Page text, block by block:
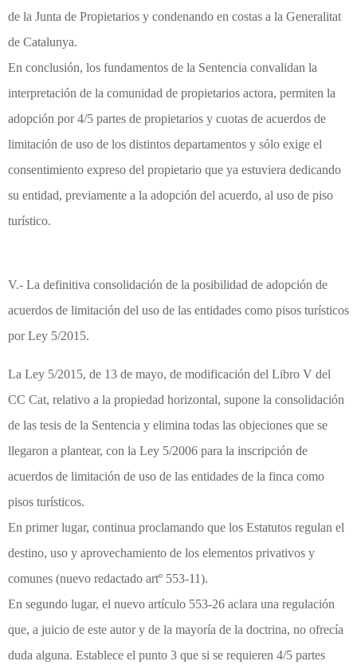
de la Junta de Propietarios y condenando en costas a la Generalitat
de Catalunya.
En conclusión, los fundamentos de la Sentencia convalidan la
interpretación de la comunidad de propietarios actora, permiten la
adopción por 4/5 partes de propietarios y cuotas de acuerdos de
limitación de uso de los distintos departamentos y sólo exige el
consentimiento expreso del propietario que ya estuviera dedicando
su entidad, previamente a la adopción del acuerdo, al uso de piso
turístico.
V.- La definitiva consolidación de la posibilidad de adopción de
acuerdos de limitación del uso de las entidades como pisos turísticos
por Ley 5/2015.
La Ley 5/2015, de 13 de mayo, de modificación del Libro V del
CC Cat, relativo a la propiedad horizontal, supone la consolidación
de las tesis de la Sentencia y elimina todas las objeciones que se
llegaron a plantear, con la Ley 5/2006 para la inscripción de
acuerdos de limitación de uso de las entidades de la finca como
pisos turísticos.
En primer lugar, continua proclamando que los Estatutos regulan el
destino, uso y aprovechamiento de los elementos privativos y
comunes (nuevo redactado artº 553-11).
En segundo lugar, el nuevo artículo 553-26 aclara una regulación
que, a juicio de este autor y de la mayoría de la doctrina, no ofrecía
duda alguna. Establece el punto 3 que si se requieren 4/5 partes